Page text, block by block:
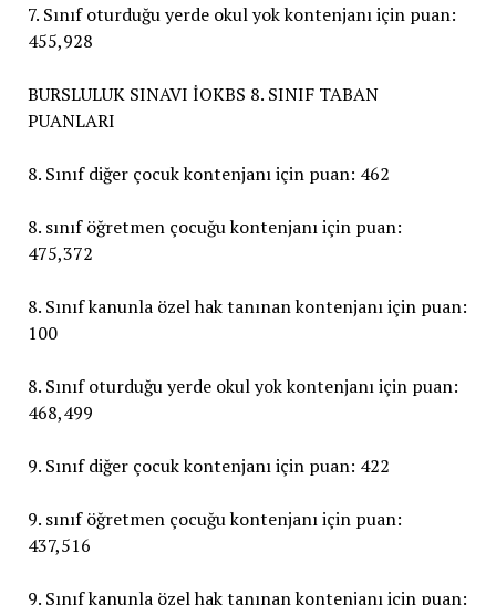
7. Sınıf oturduğu yerde okul yok kontenjanı için puan:
455,928
BURSLULUK SINAVI İOKBS 8. SINIF TABAN
PUANLARI
8. Sınıf diğer çocuk kontenjanı için puan: 462
8. sınıf öğretmen çocuğu kontenjanı için puan:
475,372
8. Sınıf kanunla özel hak tanınan kontenjanı için puan:
100
8. Sınıf oturduğu yerde okul yok kontenjanı için puan:
468,499
9. Sınıf diğer çocuk kontenjanı için puan: 422
9. sınıf öğretmen çocuğu kontenjanı için puan:
437,516
9. Sınıf kanunla özel hak tanınan kontenjanı için puan: